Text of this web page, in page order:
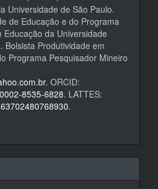
Universidade de São Paulo.
de Educação e do Programa
da Universidade
Bolsista Produtividade em
Programa Pesquisador Mineiro
. ORCID:
8535-6828. LATTES:
.